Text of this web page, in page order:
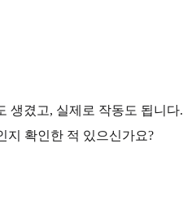
생겼고, 실제로 작동도 됩니다.
지 확인한 적 있으신가요?